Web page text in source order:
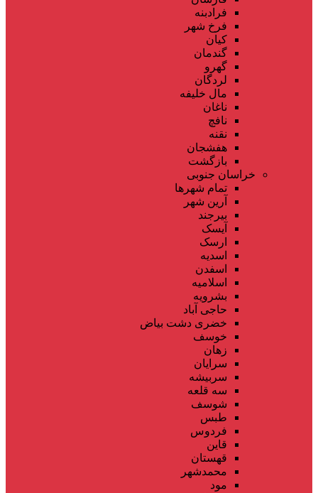
فرادبنه
فرخ شهر
کیان
گندمان
گهرو
لردگان
مال خلیفه
ناغان
نافچ
نقنه
هفشجان
بازگشت
خراسان جنوبی
تمام شهر‌ها
آرین شهر
بیرجند
آیسک
ارسک
اسدیه
اسفدن
اسلامیه
بشرویه
حاجی آباد
خضری دشت بیاض
خوسف
زهان
سرایان
سربیشه
سه قلعه
شوسف
طبس
فردوس
قاین
قهستان
محمدشهر
مود